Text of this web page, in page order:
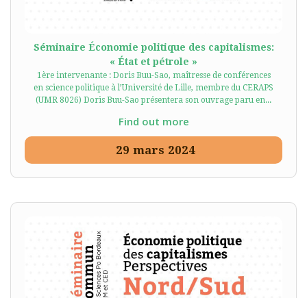
Séminaire Économie politique des capitalismes:
« État et pétrole »
1ère intervenante : Doris Buu-Sao, maîtresse de conférences
en science politique à l’Université de Lille, membre du CERAPS
(UMR 8026) Doris Buu-Sao présentera son ouvrage paru en...
Find out more
29 mars 2024